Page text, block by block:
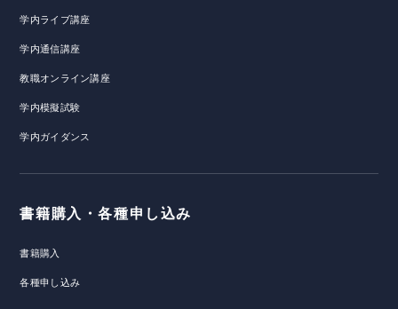
学内ライブ講座
学内通信講座
教職オンライン講座
学内模擬試験
学内ガイダンス
書籍購入・各種申し込み
書籍購入
各種申し込み